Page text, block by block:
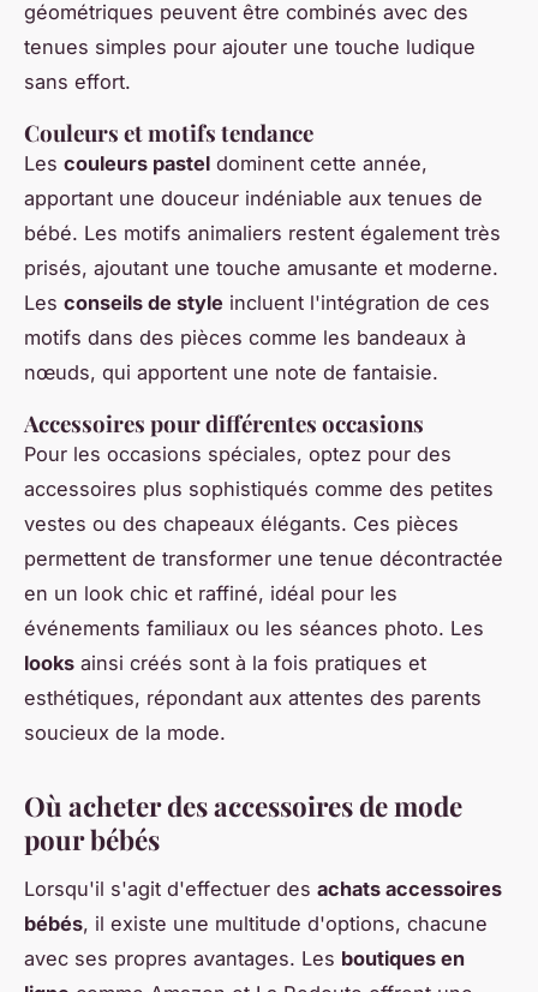
géométriques peuvent être combinés avec des
tenues simples pour ajouter une touche ludique
sans effort.
Couleurs et motifs tendance
Les couleurs pastel dominent cette année,
apportant une douceur indéniable aux tenues de
bébé. Les motifs animaliers restent également très
prisés, ajoutant une touche amusante et moderne.
Les conseils de style incluent l'intégration de ces
motifs dans des pièces comme les bandeaux à
nœuds, qui apportent une note de fantaisie.
Accessoires pour différentes occasions
Pour les occasions spéciales, optez pour des
accessoires plus sophistiqués comme des petites
vestes ou des chapeaux élégants. Ces pièces
permettent de transformer une tenue décontractée
en un look chic et raffiné, idéal pour les
événements familiaux ou les séances photo. Les
looks ainsi créés sont à la fois pratiques et
esthétiques, répondant aux attentes des parents
soucieux de la mode.
Où acheter des accessoires de mode
pour bébés
Lorsqu'il s'agit d'effectuer des achats accessoires
bébés, il existe une multitude d'options, chacune
avec ses propres avantages. Les boutiques en